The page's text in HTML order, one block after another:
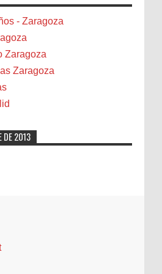
- Zaragoza
Zaragoza
Zaragoza
DE 2013